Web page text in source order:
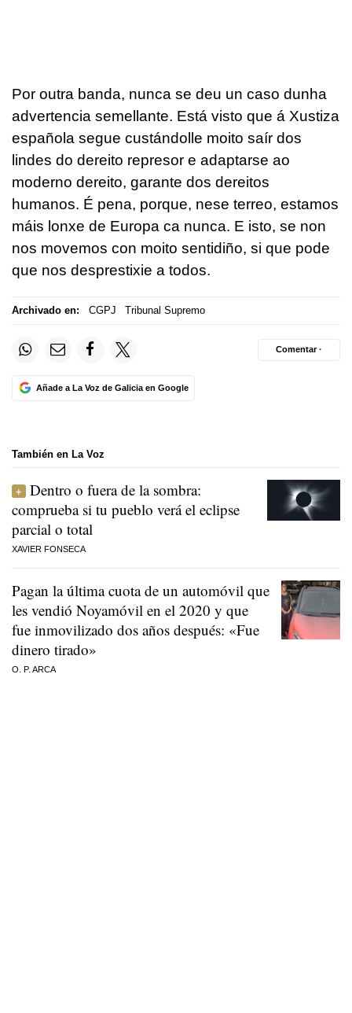
Por outra banda, nunca se deu un caso dunha
advertencia semellante. Está visto que á Xustiza
española segue custándolle moito saír dos
lindes do dereito represor e adaptarse ao
moderno dereito, garante dos dereitos
humanos. É pena, porque, nese terreo, estamos
máis lonxe de Europa ca nunca. E isto, se non
nos movemos con moito sentidiño, si que pode
que nos desprestixie a todos.
Archivado en: CGPJ Tribunal Supremo
Añade a La Voz de Galicia en Google
Comentar ·
También en La Voz
Dentro o fuera de la sombra:
comprueba si tu pueblo verá el eclipse
parcial o total
XAVIER FONSECA
Pagan la última cuota de un automóvil que
les vendió Noyamóvil en el 2020 y que
fue inmovilizado dos años después: «Fue
dinero tirado»
O. P. ARCA